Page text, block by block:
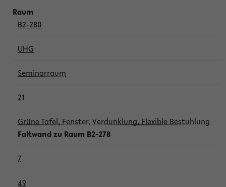
B2-280
UHG
Seminarraum
21
Grüne Tafel, Fenster, Verdunklung, Flexible Bestuhlung
Faltwand zu Raum B2-278
7
49